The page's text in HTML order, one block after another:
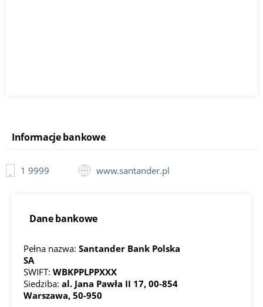
Informacje bankowe
1 9999 www.santander.pl
Dane bankowe
Pełna nazwa: Santander Bank Polska
SA
SWIFT: WBKPPLPPXXX
Siedziba: al. Jana Pawła II 17, 00-854
Warszawa, 50-950